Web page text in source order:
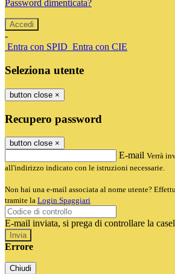
Password dimenticata?
-
Entra con SPID Entra con CIE
Seleziona utente
button close ×
Recupero password
button close ×
E-mail Verrà
all'indirizzo indicato con le istruzioni necessarie.
Non hai una e-mail associata al nome utente?
tramite la Login Spaggiari
E-mail inviata, si prega di controllare la
Errore
Chiudi